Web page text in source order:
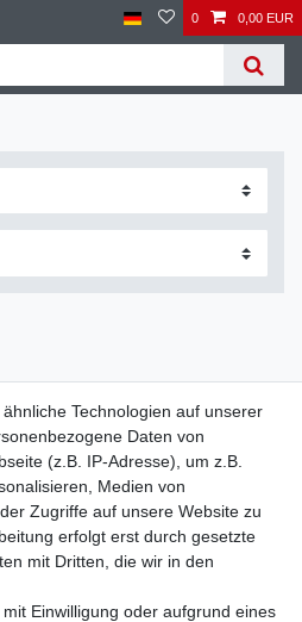
0 0,00 EUR
Impressum
AGB
Technologien auf unserer
Daten von
(z.B. IP-Adresse), um z.B.
Medien von
Zugriffe auf unsere Website zu
erfolgt erst durch gesetzte
mit Dritten, die wir in den
Einwilligung oder aufgrund eines